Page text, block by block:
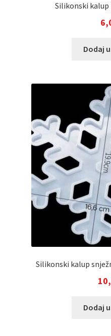
Silikonski kalup
Dodaj
Silikonski kalup
Dodaj